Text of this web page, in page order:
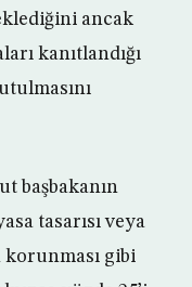
ancak
kanıtlandığı
başbakanın
tasarısı veya
korunması gibi